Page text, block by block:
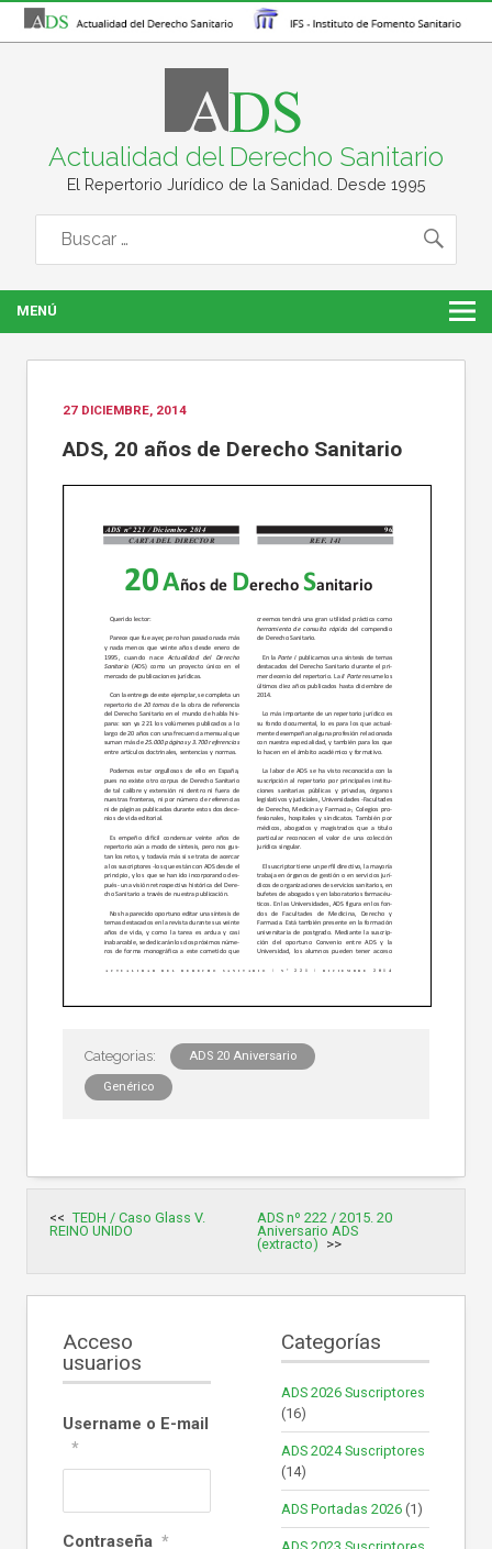
Actualidad del Derecho Sanitario
El Repertorio Jurídico de la Sanidad. Desde 1995
MENÚ
27 DICIEMBRE, 2014
ADS, 20 años de Derecho Sanitario
ADS 20 Aniversario
Genérico
de
entradas
TEDH / Caso Glass V.
REINO UNIDO
ADS nº 222 / 2015. 20
Aniversario ADS
(extracto)
Acceso
usuarios
Username o E-mail
*
Contraseña *
Categorías
ADS 2026 Suscriptores
(16)
ADS 2024 Suscriptores
(14)
ADS Portadas 2026 (1)